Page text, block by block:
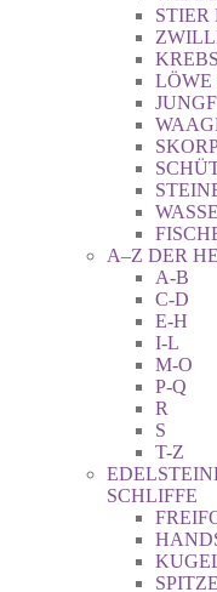
STIER
LÖWE
A–Z DER
A-B
C-D
E-H
I-L
M-O
P-Q
R
S
T-Z
SCHLIFFE